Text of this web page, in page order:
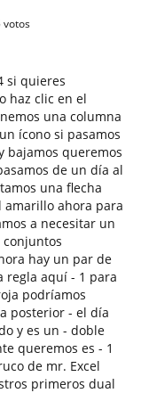
votos
si quieres
haz clic en el
una columna
ícono si pasamos
bajamos queremos
de un día al
una flecha
amarillo ahora para
a necesitar un
hay un par de
regla aquí - 1 para
podríamos
posterior - el día
y es un - doble
queremos es - 1
de mr. Excel
primeros dual